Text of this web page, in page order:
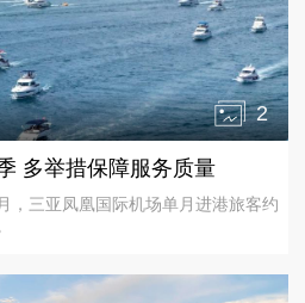
2
多举措保障服务质量
，三亚凤凰国际机场单月进港旅客约